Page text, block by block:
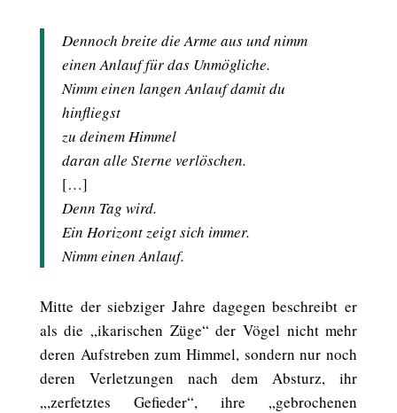
Dennoch breite die Arme aus und nimm
einen Anlauf für das Unmögliche.
Nimm einen langen Anlauf damit du
hinfliegst
zu deinem Himmel
daran alle Sterne verlöschen.
[…]
Denn Tag wird.
Ein Horizont zeigt sich immer.
Nimm einen Anlauf.
Mitte der siebziger Jahre dagegen beschreibt er
als die „ikarischen Züge“ der Vögel nicht mehr
deren Aufstreben zum Himmel, sondern nur noch
deren Verletzungen nach dem Absturz, ihr
„,zerfetztes Gefieder“, ihre „gebrochenen